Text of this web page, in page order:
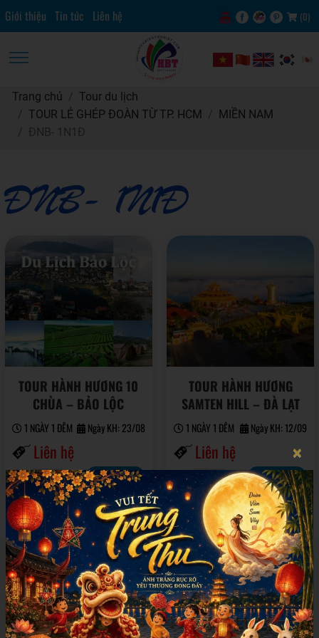
Giới thiệu Tin tức Liên hệ (0)
Trang chủ
Tour du lịch
TOUR LẺ GHÉP ĐOÀN TỪ TP. HCM
MIỀN NAM
ĐNB- 1N1Đ
ĐNB- 1N1Đ
TOUR HÀNH HƯƠNG 10
CHÙA – BẢO LỘC
1 NGÀY 1 ĐÊM Ngày KH: 23/08
Liên hệ
21 Đặt tour
TOUR HÀNH HƯƠNG
SAMTEN HILL – ĐÀ LẠT
1 NGÀY 1 ĐÊM Ngày KH: 12/09
Liên hệ
24 Đặt tour
ĐĂNG KÝ NHẬN TIN
Hãy đăng ký nhận thông tin mới nhất từ chúng tôi
GỬI
×